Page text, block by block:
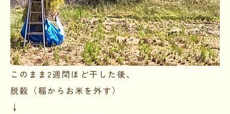
このまま2週間ほど干した後、
脱穀（稲からお米を外す）
↓